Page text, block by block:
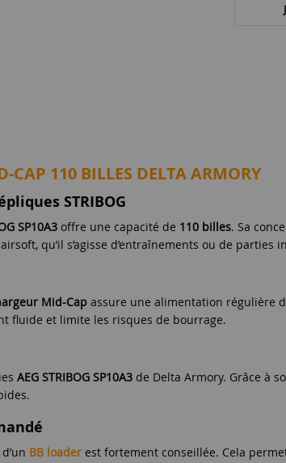
CAP 110 BILLES DELTA ARMORY
STRIBOG
SP10A3 offre une capacité de 110 billes. Sa
qu’il s’agisse d’entraînements ou de parties
Mid-Cap assure une alimentation régulière
fluide et limite les risques de bourrage.
AEG STRIBOG SP10A3 de Delta Armory. Grâce à
BB loader est fortement conseillée. Cela